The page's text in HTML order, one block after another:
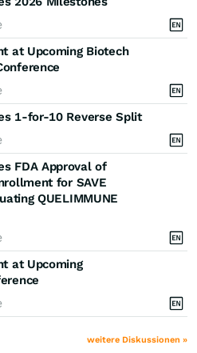
at Upcoming Biotech
1-for-10 Reverse Split
FDA Approval of
for SAVE
QUELIMMUNE
at Upcoming
weitere Diskussionen »